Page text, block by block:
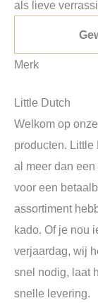
als lieve
Merk
Little Dutch
Welkom op
producten.
al meer dan
voor een
assortiment
kado. Of je nou
verjaardag, wij
snel nodig, laat
snelle levering.